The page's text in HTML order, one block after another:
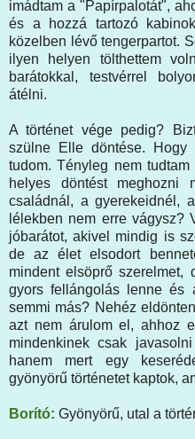
imádtam a "Papírpalotát",
és a hozzá tartozó
közelben lévő tengerpartot.
ilyen helyen tölthettem
barátokkal, testvérrel
átélni.
A történet vége pedig?
szülne Elle döntése.
tudom. Tényleg nem
helyes döntést meghozni
családnál, a gyerekeidnél,
lélekben nem erre vágysz?
jóbarátot, akivel mindig is
de az élet elsodort
mindent elsöprő
gyors fellángolás lenne és
semmi más? Nehéz
azt nem árulom el, ahhoz
mindenkinek csak
hanem mert egy
gyönyörű történetet kaptok,
Borító: Gyönyörű, utal a